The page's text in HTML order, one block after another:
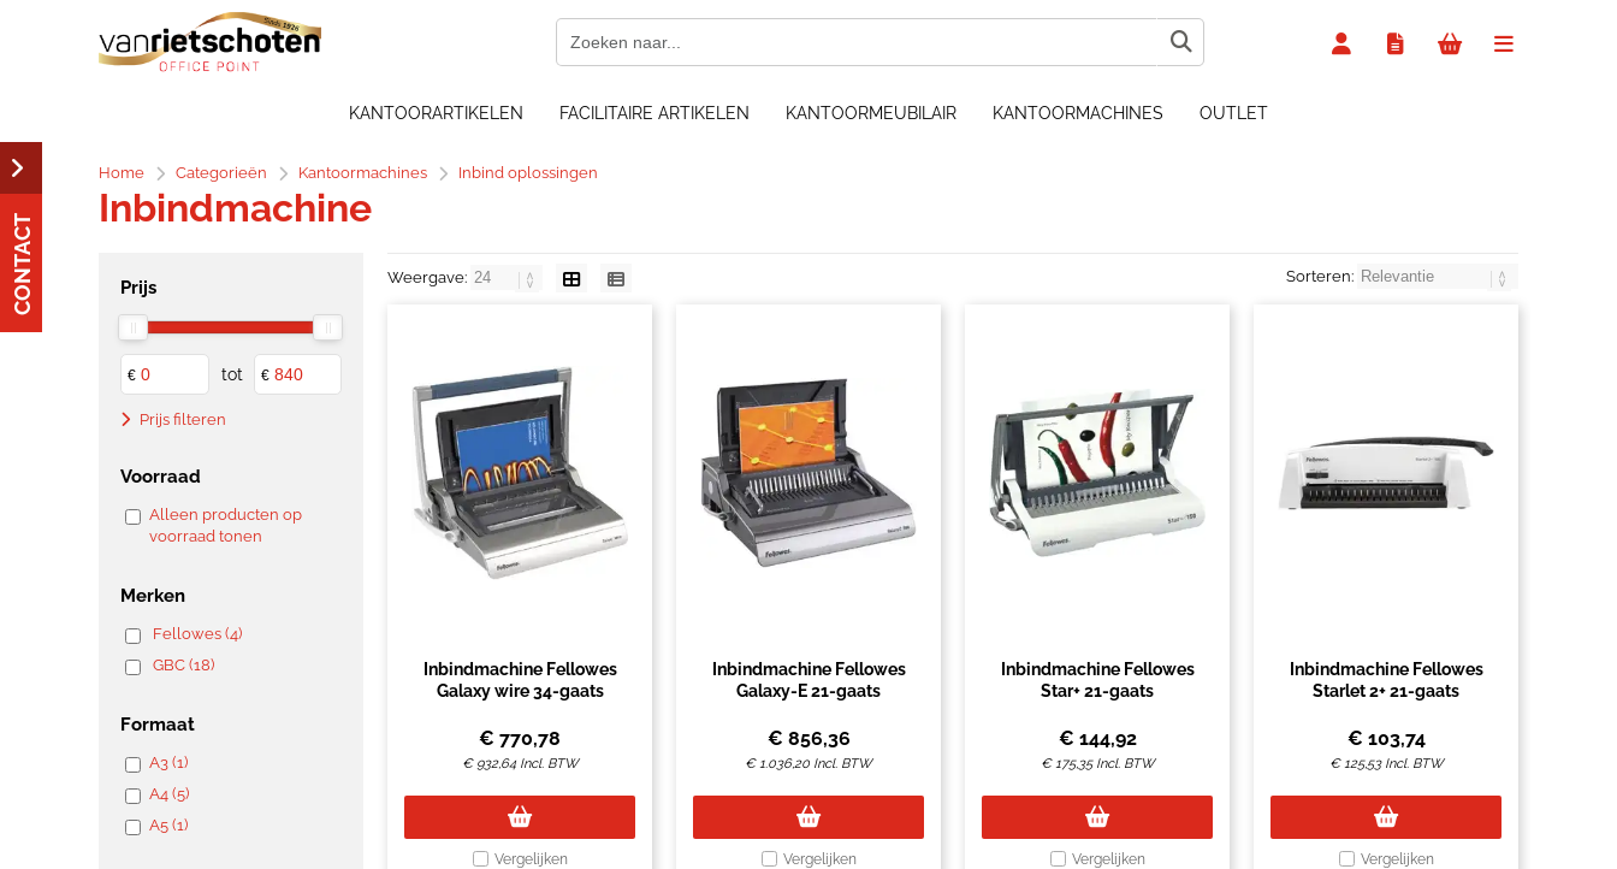
KANTOORARTIKELEN FACILITAIRE ARTIKELEN KANTOORMEUBILAIR KANTOORMACHINES OUTLET
Home Categorieën Kantoormachines Inbind oplossingen
Inbindmachine
Prijs
€ tot €
Prijs filteren
Voorraad
Alleen producten op
voorraad tonen
Merken
Fellowes (4)
GBC (18)
Formaat
A3 (1)
A4 (5)
A5 (1)
Weergave: Sorteren:
Inbindmachine Fellowes
Galaxy wire 34-gaats
€ 770,78
€ 932,64 Incl. BTW
Vergelijken
Inbindmachine Fellowes
Galaxy-E 21-gaats
€ 856,36
€1.036,20 Incl. BTW
Vergelijken
Inbindmachine Fellowes
Star+ 21-gaats
€ 144,92
€175,35 Incl. BTW
Vergelijken
Inbindmachine Fellowes
Starlet 2+ 21-gaats
€ 103,74
€125,53 Incl. BTW
Vergelijken
CONTACT